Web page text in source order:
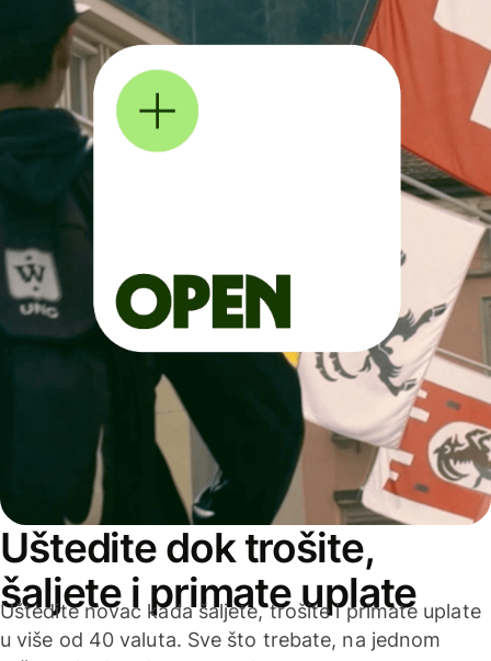
Uštedite dok trošite,
šaljete i primate uplate
Uštedite novac kada šaljete, trošite i primate uplate
u više od 40 valuta. Sve što trebate, na jednom